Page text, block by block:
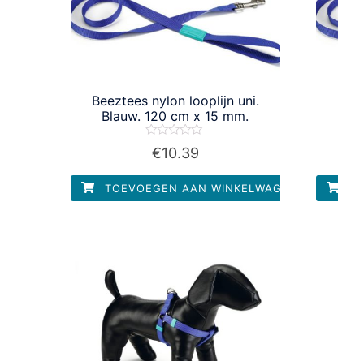
Beeztees nylon looplijn uni.
Blauw. 120 cm x 15 mm.
Waardering
5
€10.39
TOEVOEGEN AAN WINKELWAGEN